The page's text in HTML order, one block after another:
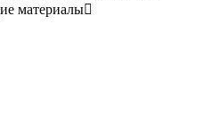
материалы